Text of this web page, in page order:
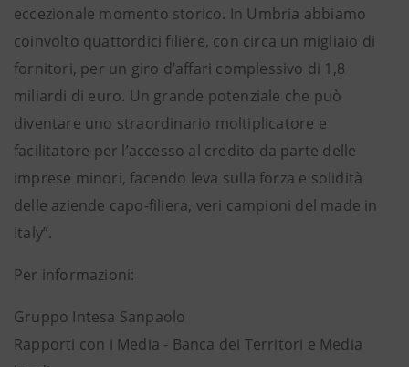
eccezionale momento storico. In Umbria abbiamo
coinvolto quattordici filiere, con circa un migliaio di
fornitori, per un giro d’affari complessivo di 1,8
miliardi di euro. Un grande potenziale che può
diventare uno straordinario moltiplicatore e
facilitatore per l’accesso al credito da parte delle
imprese minori, facendo leva sulla forza e solidità
delle aziende capo-filiera, veri campioni del made in
Italy”.
Per informazioni:
Gruppo Intesa Sanpaolo
Rapporti con i Media - Banca dei Territori e Media